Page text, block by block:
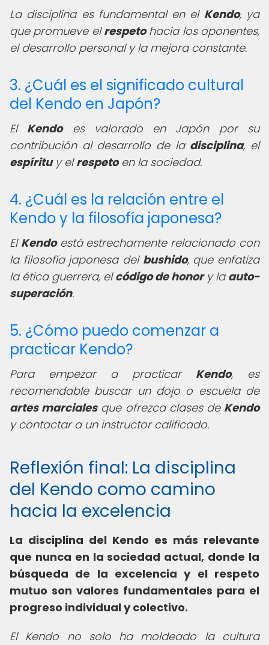
La disciplina es fundamental en el Kendo, ya
que promueve elrespetohacia los oponentes,
el desarrollo personal y la mejora constante.
3. ¿Cuál es el significado cultural
del Kendo en Japón?
El Kendoes valorado en Japón por su
contribución al desarrollo de la disciplina, el
espírituy elrespetoen la sociedad.
4. ¿Cuál es la relación entre el
Kendo y la filosofía japonesa?
El Kendoestá estrechamente relacionado con
la filosofía japonesa del bushido, que enfatiza
la ética guerrera, elcódigo de honory la auto-
superación.
5. ¿Cómo puedo comenzar a
practicar Kendo?
Para empezar a practicar Kendo, es
recomendable buscar un dojo o escuela de
artes marcialesque ofrezca clases de Kendo
y contactar a un instructor calificado.
Reflexión final: La disciplina
del Kendo como camino
hacia la excelencia
La disciplina del Kendo es más relevante
que nunca en la sociedad actual, donde la
búsqueda de la excelencia y el respeto
mutuo son valores fundamentales para el
progreso individual y colectivo.
El Kendo no solo ha moldeado la cultura